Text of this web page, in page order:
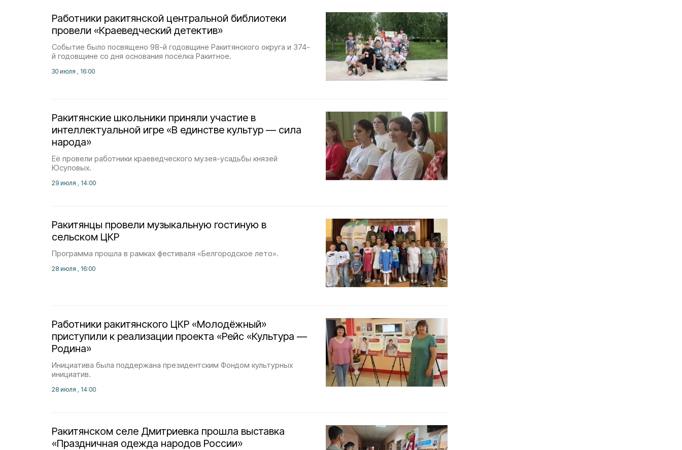
Работники ракитянской центральной библиотеки
провели «Краеведческий детектив»
Событие было посвящено 98-й годовщине Ракитянского округа и 374-
й годовщине со дня основания посёлка Ракитное.
30 июля , 16:00
Ракитянские школьники приняли участие в
интеллектуальной игре «В единстве культур — сила
народа»
Её провели работники краеведческого музея-усадьбы князей
Юсуповых.
29 июля , 14:00
Ракитянцы провели музыкальную гостиную в
сельском ЦКР
Программа прошла в рамках фестиваля «Белгородское лето».
28 июля , 16:00
Работники ракитянского ЦКР «Молодёжный»
приступили к реализации проекта «Рейс «Культура —
Родина»
Инициатива была поддержана президентским Фондом культурных
инициатив.
28 июля , 14:00
Ракитянском селе Дмитриевка прошла выставка
«Праздничная одежда народов России»